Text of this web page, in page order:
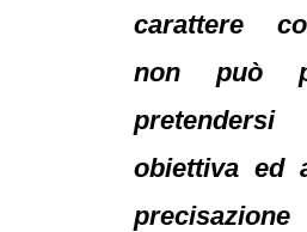
carattere
non può
pretendersi
obiettiva ed